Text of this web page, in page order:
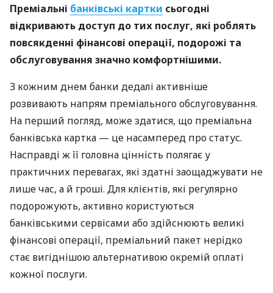
Преміальні банківські картки сьогодні
відкривають доступ до тих послуг, які роблять
повсякденні фінансові операції, подорожі та
обслуговування значно комфортнішими.
З кожним днем банки дедалі активніше
розвивають напрям преміального обслуговування.
На перший погляд, може здатися, що преміальна
банківська картка — це насамперед про статус.
Насправді ж її головна цінність полягає у
практичних перевагах, які здатні заощаджувати не
лише час, а й гроші. Для клієнтів, які регулярно
подорожують, активно користуються
банківськими сервісами або здійснюють великі
фінансові операції, преміальний пакет нерідко
стає вигіднішою альтернативою окремій оплаті
кожної послуги.